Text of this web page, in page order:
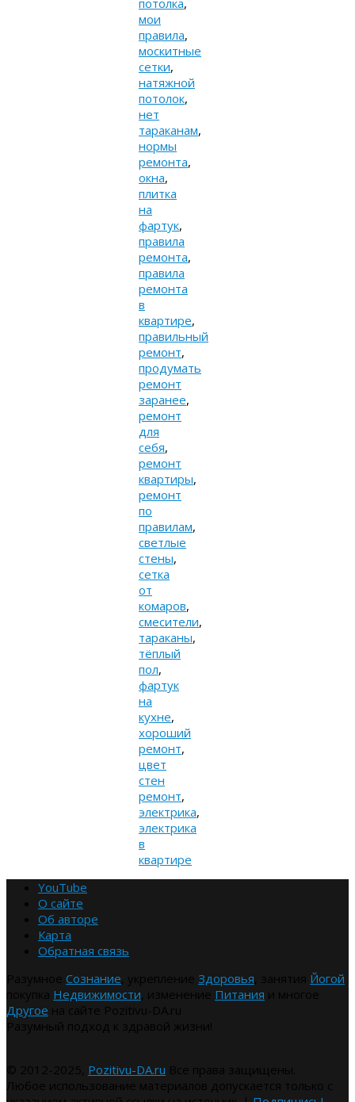
потолка,
мои
правила,
москитные
сетки,
натяжной
потолок,
нет
тараканам,
нормы
ремонта,
окна,
плитка
на
фартук,
правила
ремонта,
правила
ремонта
в
квартире,
правильный
ремонт,
продумать
ремонт
заранее,
ремонт
для
себя,
ремонт
квартиры,
ремонт
по
правилам,
светлые
стены,
сетка
от
комаров,
смесители,
тараканы,
тёплый
пол,
фартук
на
кухне,
хороший
ремонт,
цвет
стен
ремонт,
электрика,
электрика
в
квартире
YouTube
О сайте
Об авторе
Карта
Обратная связь
Сознание Здоровья
Йогой
Недвижимости Питания
Другое
Pozitivu-DA.ru